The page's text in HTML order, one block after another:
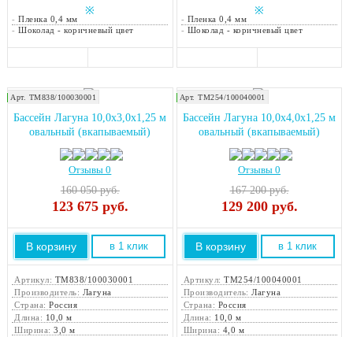
※
-Пленка 0,4 мм
-Шоколад - коричневый цвет
※
- Пленка 0,4 мм
- Шоколад - коричневый цвет
Закажите монтаж!
Арт. ТМ838/100030001
Бассейн Лагуна 10,0х3,0х1,25 м
овальный (вкапываемый)
Отзывы 0
160 050 руб.
123 675руб.
В корзину в 1 клик
Артикул: ТМ838/100030001
Производитель: Лагуна
Страна:Россия
Длина: 10,0 м
Ширина:3,0 м
Закажите монтаж!
Арт. ТМ254/100040001
Бассейн Лагуна 10,0х4,0х1,25 м
овальный (вкапываемый)
Отзывы 0
167 200 руб.
129 200руб.
В корзину в 1 клик
Артикул:ТМ254/100040001
Производитель:Лагуна
Страна: Россия
Длина: 10,0 м
Ширина: 4,0 м